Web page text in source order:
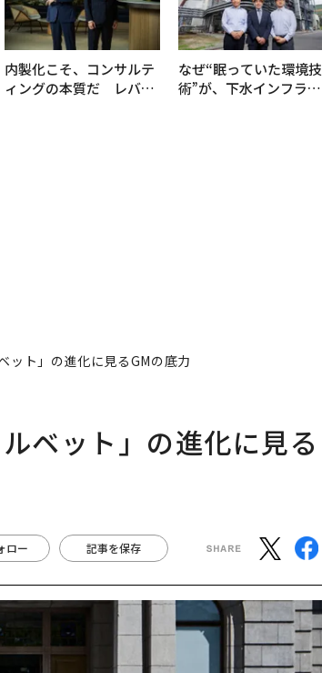
内製化こそ、コンサルテ
ィングの本質だ レバレ
なぜ“眠っていた環境技
術”が、下水インフラを
ット」の進化に見るGMの底力
ベット」の進化に見る
ロー 記事を保存